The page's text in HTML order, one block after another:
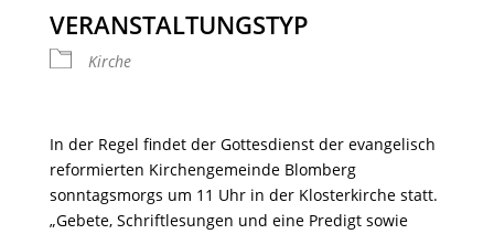
VERANSTALTUNGSTYP
Kirche
In der Regel findet der Gottesdienst der evangelisch
reformierten Kirchengemeinde Blomberg
sonntagsmorgs um 11 Uhr in der Klosterkirche statt.
„Gebete, Schriftlesungen und eine Predigt sowie